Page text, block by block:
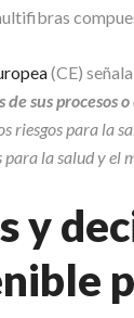
(CE)
sus procesos
riesgos para la
la salud y el
y